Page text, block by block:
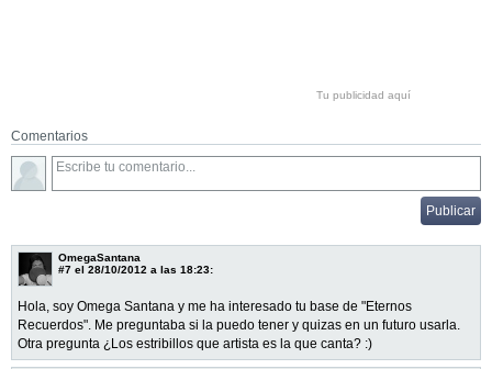
Tu publicidad aquí
Comentarios
OmegaSantana
#7 el 28/10/2012 a las 18:23:
Hola, soy Omega Santana y me ha interesado tu base de "Eternos
Recuerdos". Me preguntaba si la puedo tener y quizas en un futuro usarla.
Otra pregunta ¿Los estribillos que artista es la que canta? :)